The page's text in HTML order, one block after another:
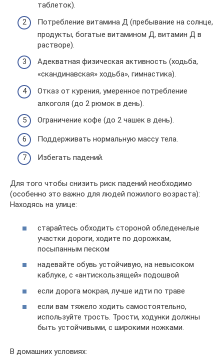
таблеток).
Потребление витамина Д (пребывание на солнце,
продукты, богатые витамином Д, витамин Д в
растворе).
Адекватная физическая активность (ходьба,
«скандинавская» ходьба», гимнастика).
Отказ от курения, умеренное потребление
алкоголя (до 2 рюмок в день).
Ограничение кофе (до 2 чашек в день).
Поддерживать нормальную массу тела.
Избегать падений.
Для того чтобы снизить риск падений необходимо
(особенно это важно для людей пожилого возраста):
Находясь на улице:
старайтесь обходить стороной обледенелые
участки дороги, ходите по дорожкам,
посыпанным песком
надевайте обувь устойчивую, на невысоком
каблуке, с «антискользящей» подошвой
если дорога мокрая, лучше идти по траве
если вам тяжело ходить самостоятельно,
используйте трость. Трости, ходунки должны
быть устойчивыми, с широкими ножками.
В домашних условиях: